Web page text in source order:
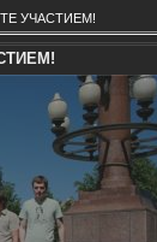
УЧАСТИЕМ!